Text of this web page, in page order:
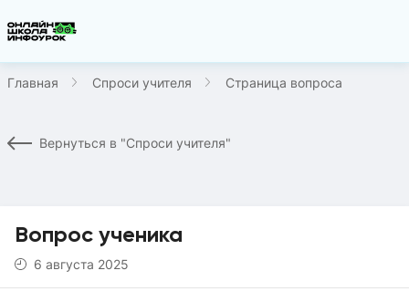
Главная Спроси учителя Страница вопроса
Вернуться в "Спроси учителя"
Вопрос ученика
6 августа 2025